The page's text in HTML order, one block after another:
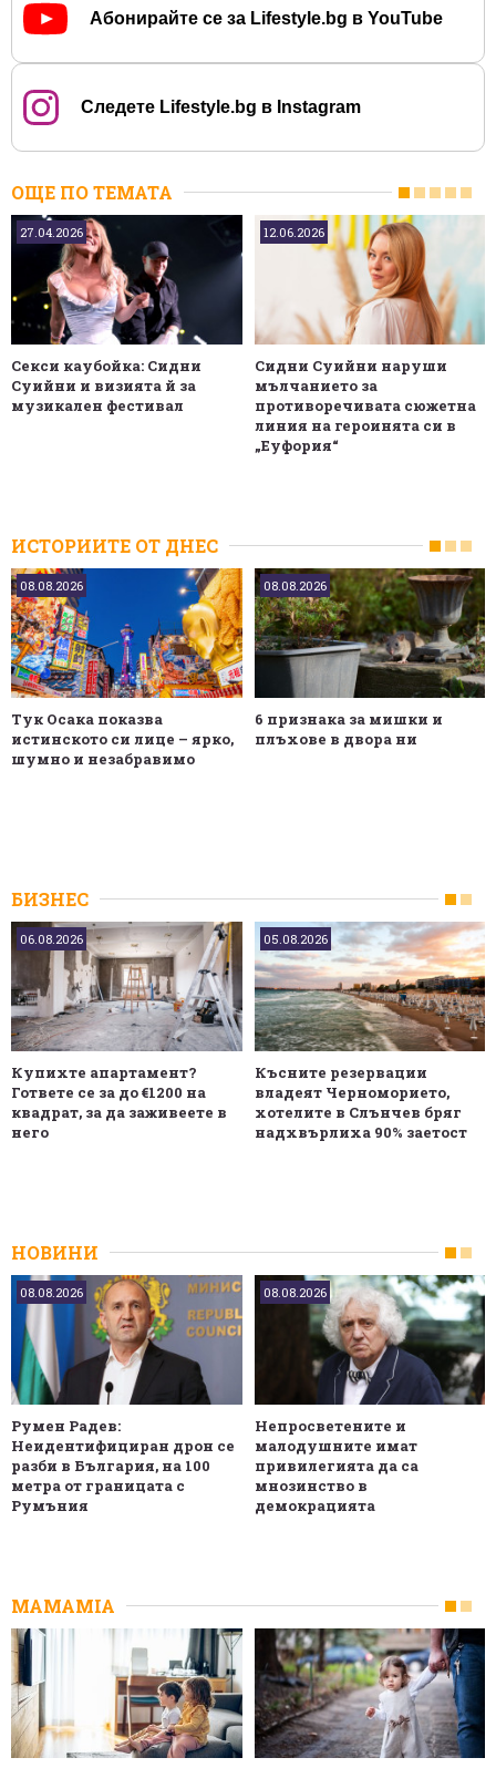
Абонирайте се за Lifestyle.bg в YouTube
Следете Lifestyle.bg в Instagram
ОЩЕ ПО ТЕМАТА
27.04.2026
Секси каубойка: Сидни
Суийни и визията й за
музикален фестивал
12.06.2026
Сидни Суийни наруши
мълчанието за
противоречивата сюжетна
линия на героинята си в
„Еуфория“
ИСТОРИИТЕ ОТ ДНЕС
08.08.2026
Тук Осака показва
истинското си лице – ярко,
шумно и незабравимо
08.08.2026
6 признака за мишки и
плъхове в двора ни
БИЗНЕС
06.08.2026
Купихте апартамент?
Гответе се за до €1200 на
квадрат, за да заживеете в
него
05.08.2026
Късните резервации
владеят Черноморието,
хотелите в Слънчев бряг
надхвърлиха 90% заетост
НОВИНИ
08.08.2026
Румен Радев:
Неидентифициран дрон се
разби в България, на 100
метра от границата с
Румъния
08.08.2026
Непросветените и
малодушните имат
привилегията да са
мнозинство в
демокрацията
MAMAMIA